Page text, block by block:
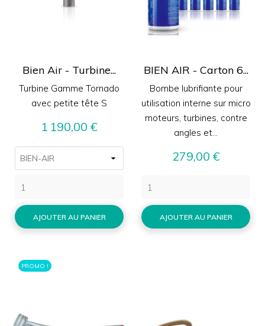
Bien Air - Turbine...
Turbine Gamme Tornado
avec petite tête S
Prix
1 190,00 €
AJOUTER AU PANIER
BIEN AIR - Carton 6...
Bombe lubrifiante pour
utilisation interne sur micro
moteurs, turbines, contre
angles et...
Prix
279,00 €
AJOUTER AU PANIER
PROMO !